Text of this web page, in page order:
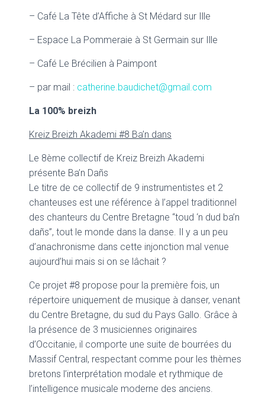
– Café La Tête d’Affiche à St Médard sur Ille
– Espace La Pommeraie à St Germain sur Ille
– Café Le Brécilien à Paimpont
– par mail : catherine.baudichet@gmail.com
La 100% breizh
Kreiz Breizh Akademi #8 Ba’n dans
Le 8ème collectif de Kreiz Breizh Akademi
présente Ba’n Dañs
Le titre de ce collectif de 9 instrumentistes et 2
chanteuses est une référence à l’appel traditionnel
des chanteurs du Centre Bretagne “toud ‘n dud ba’n
dañs”, tout le monde dans la danse. Il y a un peu
d’anachronisme dans cette injonction mal venue
aujourd’hui mais si on se lâchait ?
Ce projet #8 propose pour la première fois, un
répertoire uniquement de musique à danser, venant
du Centre Bretagne, du sud du Pays Gallo. Grâce à
la présence de 3 musiciennes originaires
d’Occitanie, il comporte une suite de bourrées du
Massif Central, respectant comme pour les thèmes
bretons l’interprétation modale et rythmique de
l’intelligence musicale moderne des anciens.